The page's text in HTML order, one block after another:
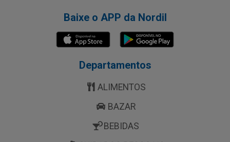
Baixe o APP da Nordil
Departamentos
ALIMENTOS
BAZAR
BEBIDAS